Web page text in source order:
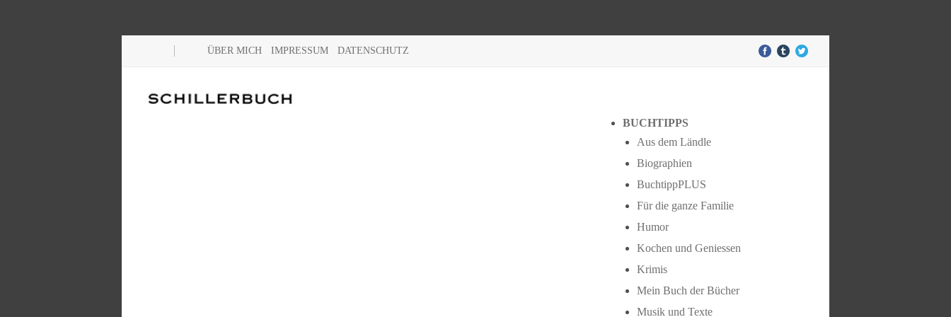
ÜBER MICH IMPRESSUM DATENSCHUTZ
BUCHTIPPS
Aus dem Ländle
Biographien
BuchtippPLUS
Für die ganze Familie
Humor
Kochen und Geniessen
Krimis
Mein Buch der Bücher
Musik und Texte